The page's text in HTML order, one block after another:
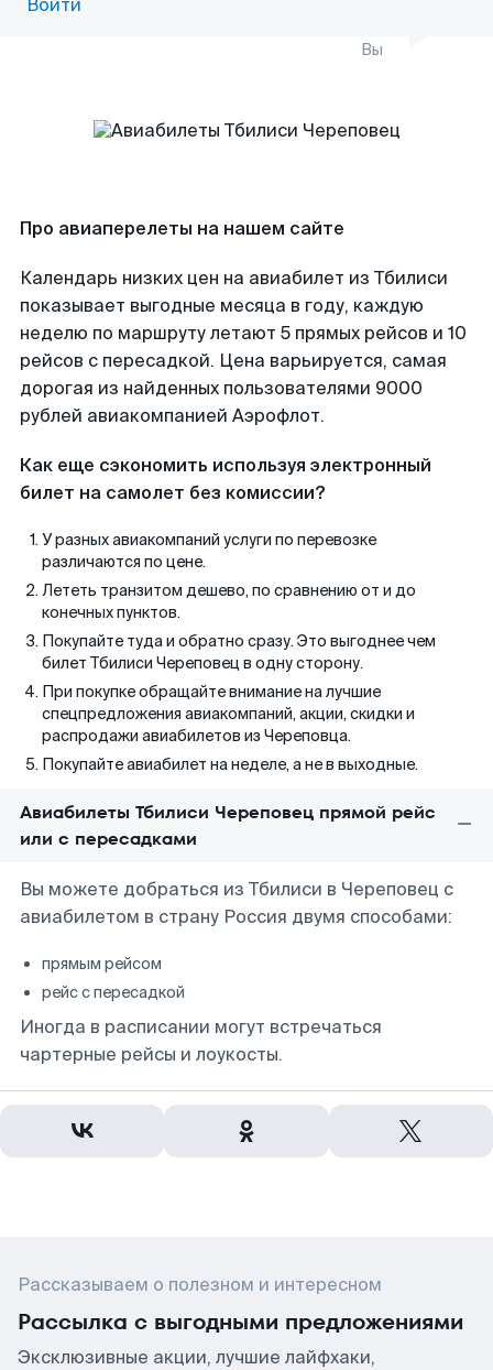
Войти
Вы
Про авиаперелеты на нашем сайте
Календарь низких цен на авиабилет из Тбилиси
показывает выгодные месяца в году, каждую
неделю по маршруту летают 5 прямых рейсов и 10
рейсов с пересадкой. Цена варьируется, самая
дорогая из найденных пользователями 9000
рублей авиакомпанией Аэрофлот.
Как еще сэкономить используя электронный
билет на самолет без комиссии?
У разных авиакомпаний услуги по перевозке
различаются по цене.
Лететь транзитом дешево, по сравнению от и до
конечных пунктов.
Покупайте туда и обратно сразу. Это выгоднее чем
билет Тбилиси Череповец в одну сторону.
При покупке обращайте внимание на лучшие
спецпредложения авиакомпаний, акции, скидки и
распродажи авиабилетов из Череповца.
Покупайте авиабилет на неделе, а не в выходные.
Авиабилеты Тбилиси Череповец прямой рейс
или с пересадками
Вы можете добраться из Тбилиси в Череповец с
авиабилетом в страну Россия двумя способами:
прямым рейсом
рейс с пересадкой
Иногда в расписании могут встречаться
чартерные рейсы и лоукосты.
Рассказываем о полезном и интересном
Рассылка с выгодными предложениями
Эксклюзивные акции, лучшие лайфхаки,